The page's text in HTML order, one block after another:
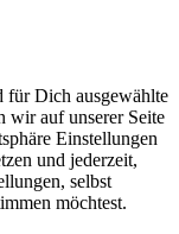
für Dich ausgewählte
wir auf unserer Seite
Einstellungen
und jederzeit,
selbst
möchtest.